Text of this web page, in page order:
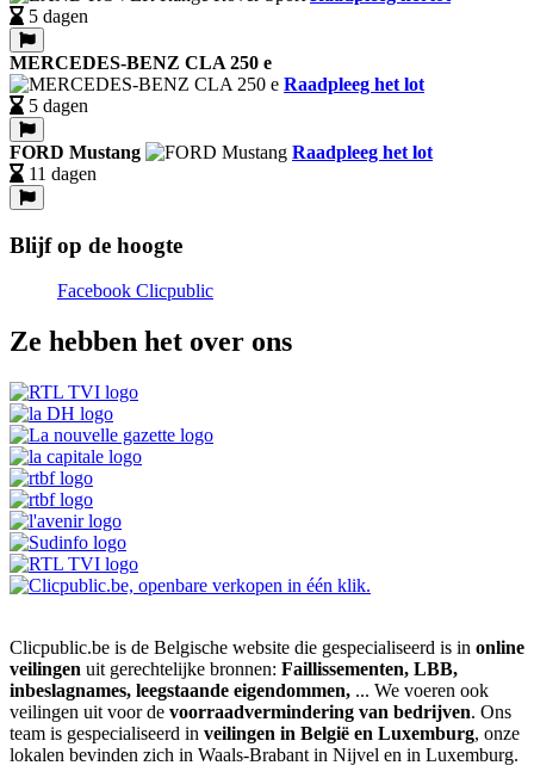
5 dagen
MERCEDES-BENZ CLA 250 e
Raadpleeg het lot
5 dagen
FORD Mustang
Raadpleeg het lot
11 dagen
Blijf op de hoogte
Facebook Clicpublic
Ze hebben het over ons
Clicpublic.be is de Belgische website die gespecialiseerd is in online
veilingen uit gerechtelijke bronnen: Faillissementen, LBB,
inbeslagnames, leegstaande eigendommen, ... We voeren ook
veilingen uit voor de voorraadvermindering van bedrijven. Ons
team is gespecialiseerd in veilingen in België en Luxemburg, onze
lokalen bevinden zich in Waals-Brabant in Nijvel en in Luxemburg.